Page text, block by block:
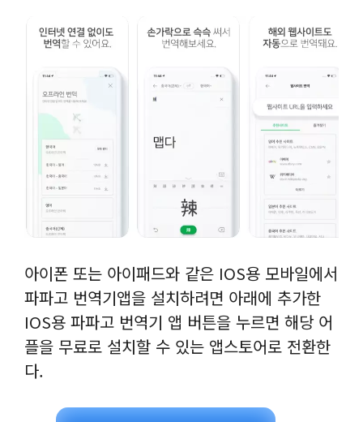
아이폰 또는 아이패드와 같은 IOS용 모바일에서
파파고 번역기앱을 설치하려면 아래에 추가한
IOS용 파파고 번역기 앱 버튼을 누르면 해당 어
플을 무료로 설치할 수 있는 앱스토어로 전환한
다.